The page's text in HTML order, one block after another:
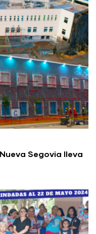
Segovia lleva